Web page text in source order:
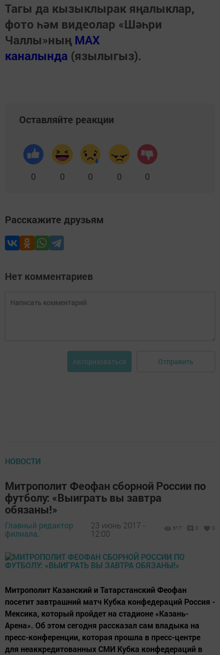
Тагы да кызыклырак яңалыклар,
фото һәм видеолар «Шәһри
Чаллы»ның MAX
каналында (язылыгыз).
Оставляйте реакции
0 0 0 0 0
Расскажите друзьям
Нет комментариев
Авторизоваться Отправить
НОВОСТИ
Митрополит Феофан сборной России по
футболу: «Выиграть вы завтра
обязаны!»
Главный редактор
филиала,
23 июнь 2017 -
12:00
617 0 0
Митрополит Казанский и Татарстанский Феофан
посетит завтрашний матч Кубка конфедераций Россия -
Мексика, который пройдет на стадионе «Казань-
Арена». Об этом сегодня рассказал сам владыка на
пресс-конференции, которая прошла в пресс-центре
для неаккредитованных СМИ Кубка конфедераций в